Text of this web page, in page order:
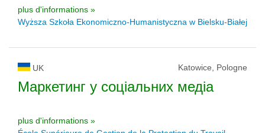
plus d'informations »
Wyższa Szkoła Ekonomiczno-Humanistyczna w Bielsku-Białej
UK Katowice, Pologne
Маркетинг у соціальних медіа
plus d'informations »